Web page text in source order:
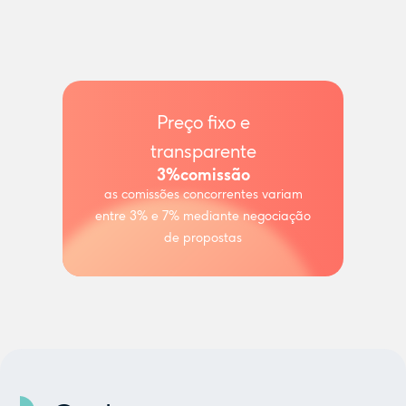
Preço fixo e
transparente
3%comissão
as comissões concorrentes variam
entre 3% e 7% mediante negociação
de propostas